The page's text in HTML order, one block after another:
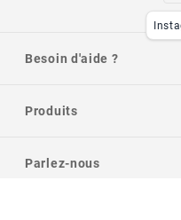
Besoin d'aide ?
Produits
Parlez-nous